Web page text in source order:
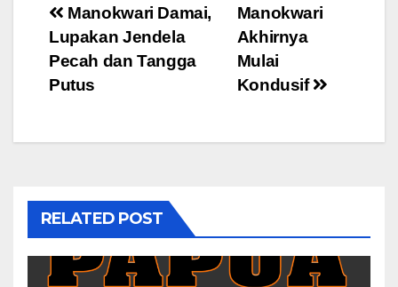
Post
navigation
Manokwari
Akhirnya
Mulai
Kondusif
Manokwari Damai,
Lupakan Jendela
Pecah dan Tangga
Putus
RELATED POST